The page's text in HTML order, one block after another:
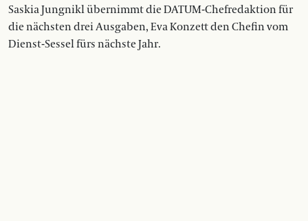
Saskia Jungnikl übernimmt die DATUM-Chefredaktion für
die nächsten drei Ausgaben, Eva Konzett den Chefin vom
Dienst-Sessel fürs nächste Jahr.